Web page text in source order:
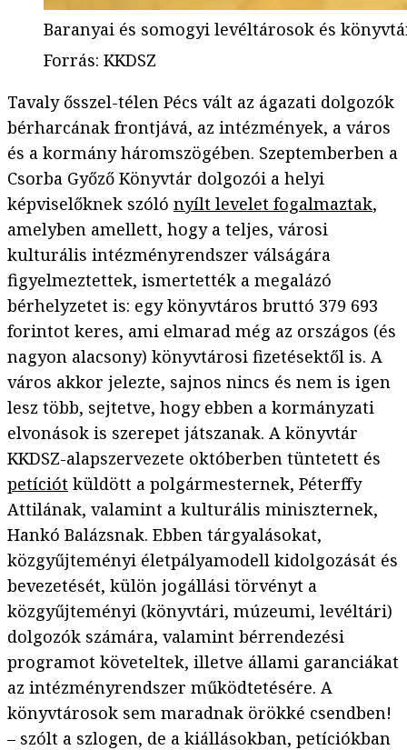
Baranyai és somogyi levéltárosok és
Forrás: KKDSZ
Tavaly ősszel-télen Pécs vált az ágazati dolgozók
bérharcának frontjává, az intézmények, a város
és a kormány háromszögében. Szeptemberben a
Csorba Győző Könyvtár dolgozói a helyi
képviselőknek szóló nyílt levelet fogalmaztak,
amelyben amellett, hogy a teljes, városi
kulturális intézményrendszer válságára
figyelmeztettek, ismertették a megalázó
bérhelyzetet is: egy könyvtáros bruttó 379 693
forintot keres, ami elmarad még az országos (és
nagyon alacsony) könyvtárosi fizetésektől is. A
város akkor jelezte, sajnos nincs és nem is igen
lesz több, sejtetve, hogy ebben a kormányzati
elvonások is szerepet játszanak. A könyvtár
KKDSZ-alapszervezete októberben tüntetett és
petíciót küldött a polgármesternek, Péterffy
Attilának, valamint a kulturális miniszternek,
Hankó Balázsnak. Ebben tárgyalásokat,
közgyűjteményi életpályamodell kidolgozását és
bevezetését, külön jogállási törvényt a
közgyűjteményi (könyvtári, múzeumi, levéltári)
dolgozók számára, valamint bérrendezési
programot követeltek, illetve állami garanciákat
az intézményrendszer működtetésére. A
könyvtárosok sem maradnak örökké csendben!
– szólt a szlogen, de a kiállásokban, petíciókban